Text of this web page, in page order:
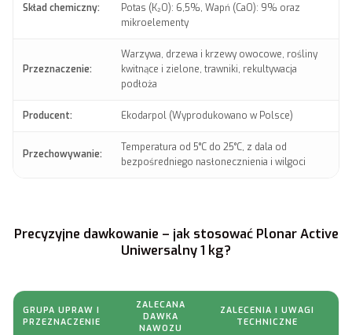
Skład chemiczny:
Potas (K₂O): 6,5%, Wapń (CaO): 9% oraz
mikroelementy
Przeznaczenie:
Warzywa, drzewa i krzewy owocowe, rośliny
kwitnące i zielone, trawniki, rekultywacja
podłoża
Producent: Ekodarpol (Wyprodukowano w Polsce)
Przechowywanie:
Temperatura od 5°C do 25°C, z dala od
bezpośredniego nasłonecznienia i wilgoci
Precyzyjne dawkowanie – jak stosować Plonar Active
Uniwersalny 1 kg?
GRUPA UPRAW I
PRZEZNACZENIE
ZALECANA
DAWKA
NAWOZU
ZALECENIA I UWAGI
TECHNICZNE